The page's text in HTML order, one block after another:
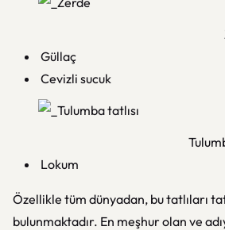
Güllaç
Cevizli sucuk
Tulumba
Lokum
Özellikle tüm dünyadan, bu tatlıları
bulunmaktadır. En meşhur olan ve